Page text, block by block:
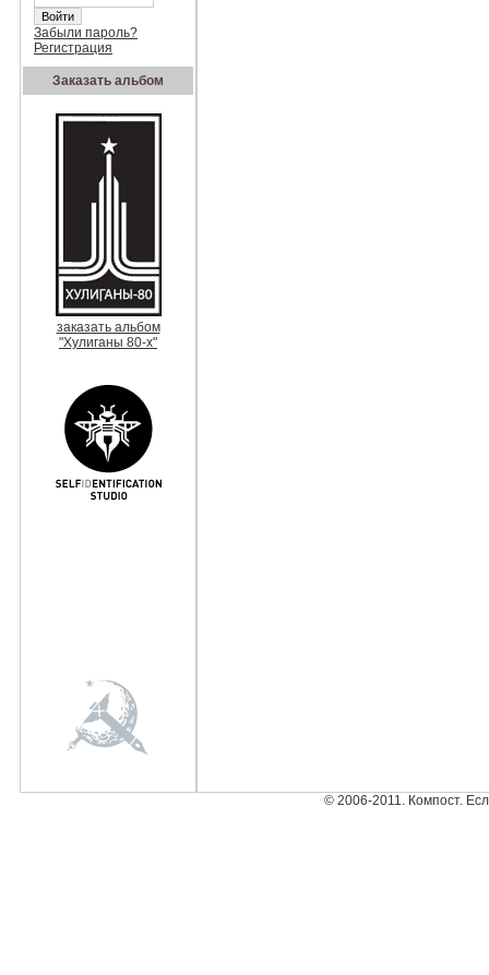
Забыли пароль?
Регистрация
Заказать альбом
заказать альбом
"Хулиганы 80-х"
© 2006-2011. Компост.